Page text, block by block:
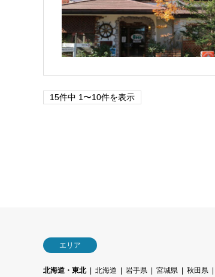
15件中 1〜10件を表示
エリア
北海道・東北 北海道 岩手県 宮城県 秋田県